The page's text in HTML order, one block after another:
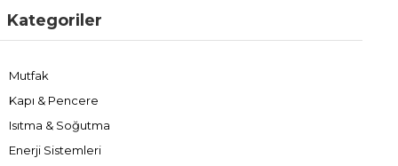
Kategoriler
Mutfak
Kapı & Pencere
Isıtma & Soğutma
Enerji Sistemleri